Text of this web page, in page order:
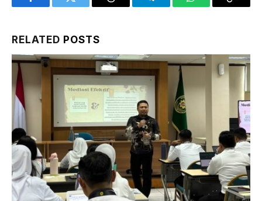
FacebookTwitter Threads TelegramWhatsAppCopy
RELATED POSTS